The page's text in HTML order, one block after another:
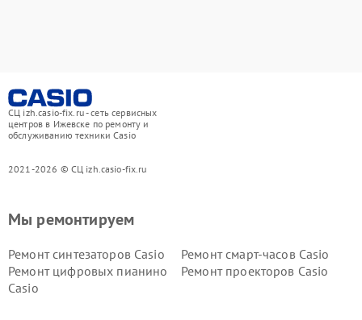
СЦ izh.casio-fix.ru - сеть сервисных
центров в Ижевске по ремонту и
обслуживанию техники Casio
2021-2026 © СЦ izh.casio-fix.ru
Мы ремонтируем
Ремонт синтезаторов Casio
Ремонт смарт-часов Casio
Ремонт цифровых пианино
Casio
Ремонт проекторов Casio